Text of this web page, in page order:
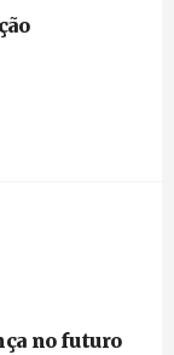
no futuro